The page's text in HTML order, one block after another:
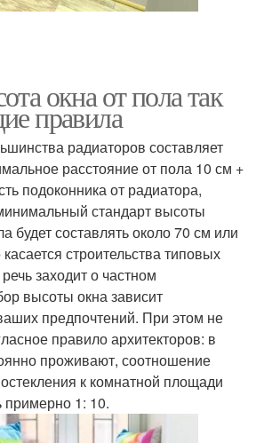
окна от пола так
правила
радиаторов составляет
расстояние от пола 10 см +
подоконника от радиатора,
стандарт высоты
будет составлять около 70 см или
строительства типовых
заходит о частном
высоты окна зависит
предпочтений. При этом не
правило архитекторов: в
проживают, соотношение
к комнатной площади
примерно 1: 10.